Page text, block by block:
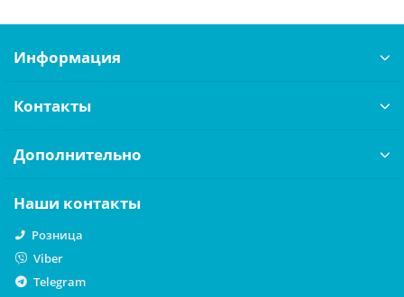
Информация
Контакты
Дополнительно
Наши контакты
Розница
Viber
Telegram